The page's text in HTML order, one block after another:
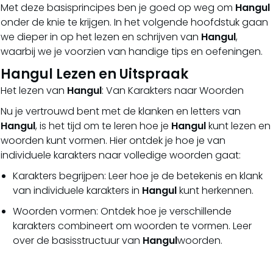
Met deze basisprincipes ben je goed op weg om Hangul
onder de knie te krijgen. In het volgende hoofdstuk gaan
we dieper in op het lezen en schrijven van Hangul,
waarbij we je voorzien van handige tips en oefeningen.
Hangul Lezen en Uitspraak
Het lezen van Hangul: Van Karakters naar Woorden
Nu je vertrouwd bent met de klanken en letters van
Hangul, is het tijd om te leren hoe je Hangulkunt lezen en
woorden kunt vormen. Hier ontdek je hoe je van
individuele karakters naar volledige woorden gaat:
Karakters begrijpen: Leer hoe je de betekenis en klank
van individuele karakters in Hangulkunt herkennen.
Woorden vormen: Ontdek hoe je verschillende
karakters combineert om woorden te vormen. Leer
over de basisstructuur van Hangulwoorden.